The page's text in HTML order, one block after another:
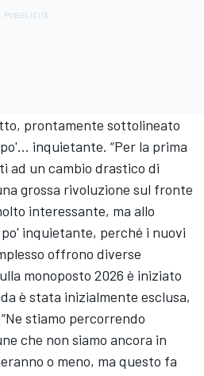
prontamente sottolineato
inquietante. “Per la prima
ad un cambio drastico di
grossa rivoluzione sul fronte
interessante, ma allo
inquietante, perché i nuovi
offrono diverse
monoposto 2026 è iniziato
è stata inizialmente esclusa,
stiamo percorrendo
che non siamo ancora in
o meno, ma questo fa